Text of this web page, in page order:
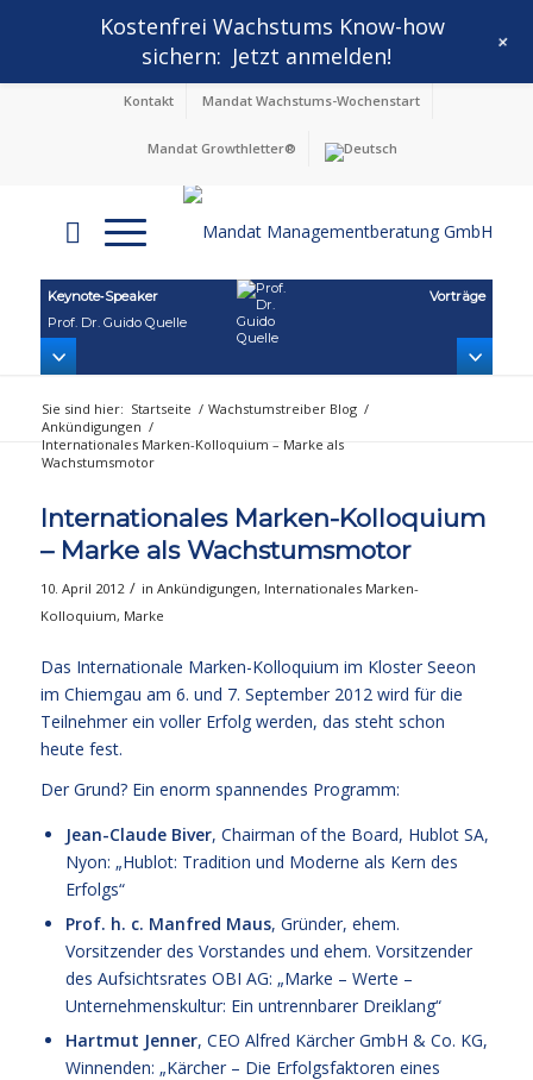
Kontakt Mandat Wachstums-Wochenstart
Mandat Growthletter®
Keynote‑Speaker
Prof. Dr. Guido Quelle
Vorträge
Sie sind hier: Startseite / Wachstumstreiber Blog /
Ankündigungen /
Internationales Marken-Kolloquium – Marke als
Wachstumsmotor
Internationales Marken-Kolloquium
– Marke als Wachstumsmotor
10. April 2012 / in Ankündigungen, Internationales Marken-
Kolloquium, Marke
Das Internationale Marken-Kolloquium im Kloster Seeon
im Chiemgau am 6. und 7. September 2012 wird für die
Teilnehmer ein voller Erfolg werden, das steht schon
heute fest.
Der Grund? Ein enorm spannendes Programm:
Jean-Claude Biver, Chairman of the Board, Hublot SA,
Nyon: „Hublot: Tradition und Moderne als Kern des
Erfolgs“
Prof. h. c. Manfred Maus, Gründer, ehem.
Vorsitzender des Vorstandes und ehem. Vorsitzender
des Aufsichtsrates OBI AG: „Marke – Werte –
Unternehmenskultur: Ein untrennbarer Dreiklang“
Hartmut Jenner, CEO Alfred Kärcher GmbH & Co. KG,
Winnenden: „Kärcher – Die Erfolgsfaktoren eines
Kostenfrei Wachstums Know-how
sichern: Jetzt anmelden! +